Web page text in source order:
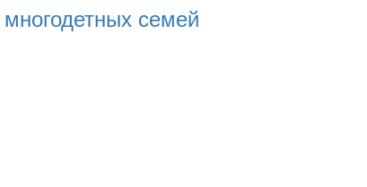
семей